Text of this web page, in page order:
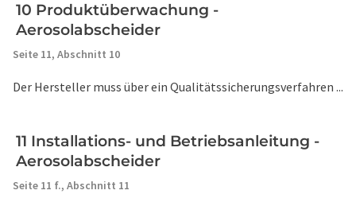
10 Produktüberwachung -
Aerosolabscheider
Seite 11, Abschnitt 10
Der Hersteller muss über ein Qualitätssicherungsverfahren ...
11 Installations- und Betriebsanleitung -
Aerosolabscheider
Seite 11 f., Abschnitt 11